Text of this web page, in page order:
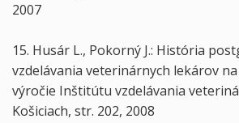
2007
15. Husár L., Pokorný J.: História
vzdelávania veterinárnych lekárov na
výročie Inštitútu vzdelávania
Košiciach, str. 202, 2008